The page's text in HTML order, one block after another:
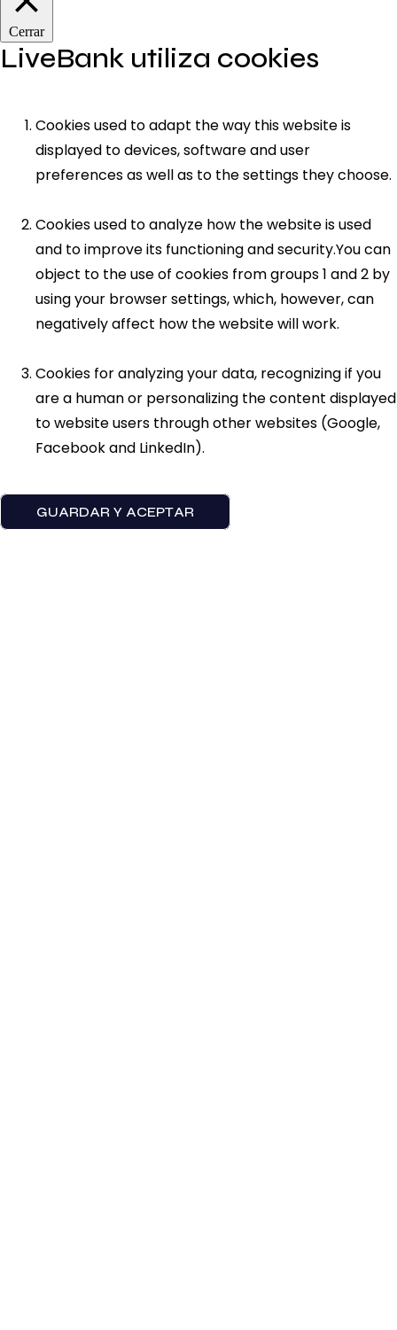
Cerrar
LiveBank utiliza cookies
Cookies used to adapt the way this website is
displayed to devices, software and user
preferences as well as to the settings they choose.
Cookies used to analyze how the website is used
and to improve its functioning and security.You can
object to the use of cookies from groups 1 and 2 by
using your browser settings, which, however, can
negatively affect how the website will work.
Cookies for analyzing your data, recognizing if you
are a human or personalizing the content displayed
to website users through other websites (Google,
Facebook and LinkedIn).
GUARDAR Y ACEPTAR